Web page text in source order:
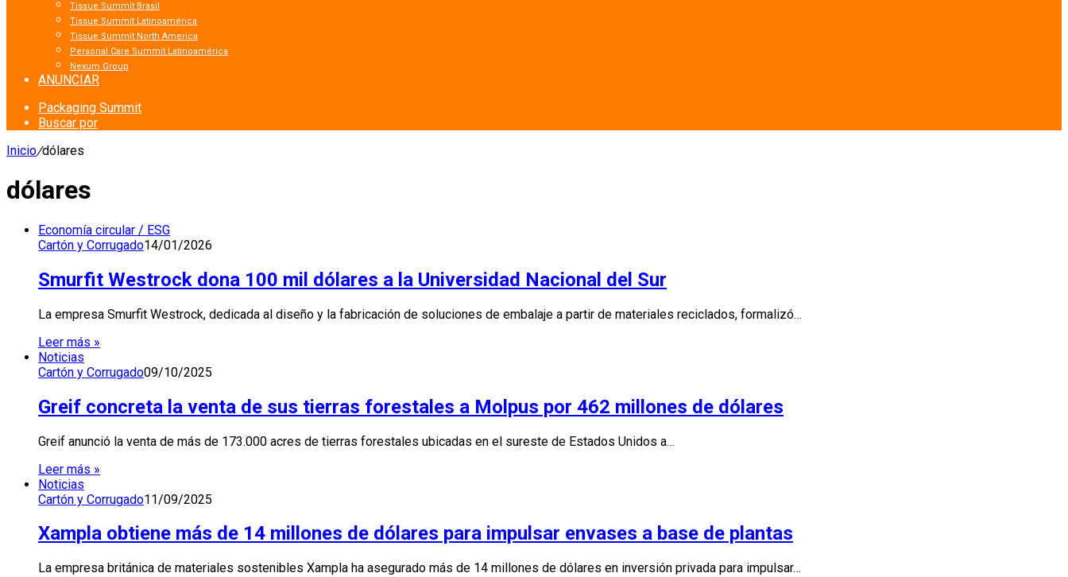
Tissue Summit Brasil
Tissue Summit Latinoamérica
Tissue Summit North America
Personal Care Summit Latinoamérica
Nexum Group
ANUNCIAR
Packaging Summit
Buscar por
Inicio/dólares
dólares
Economía circular / ESG
Cartón y Corrugado14/01/2026
Smurfit Westrock dona 100 mil dólares a la Universidad Nacional del Sur
La empresa Smurfit Westrock, dedicada al diseño y la fabricación de soluciones de embalaje a partir de materiales reciclados, formalizó…
Leer más »
Noticias
Cartón y Corrugado09/10/2025
Greif concreta la venta de sus tierras forestales a Molpus por 462 millones de dólares
Greif anunció la venta de más de 173.000 acres de tierras forestales ubicadas en el sureste de Estados Unidos a…
Leer más »
Noticias
Cartón y Corrugado11/09/2025
Xampla obtiene más de 14 millones de dólares para impulsar envases a base de plantas
La empresa británica de materiales sostenibles Xampla ha asegurado más de 14 millones de dólares en inversión privada para impulsar…